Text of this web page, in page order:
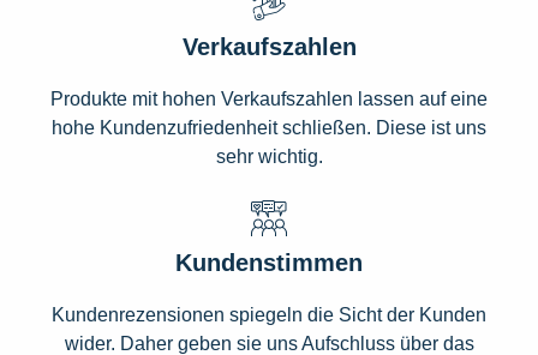
Verkaufszahlen
Produkte mit hohen Verkaufszahlen lassen auf eine
hohe Kundenzufriedenheit schließen. Diese ist uns
sehr wichtig.
Kundenstimmen
Kundenrezensionen spiegeln die Sicht der Kunden
wider. Daher geben sie uns Aufschluss über das